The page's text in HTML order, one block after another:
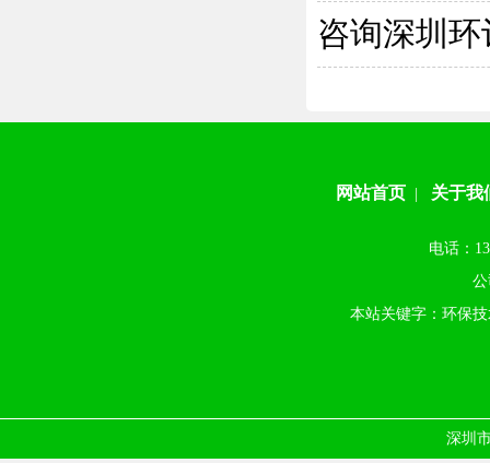
咨询深圳
网站首页 关于我
电话：
本站关键字：环保
深圳